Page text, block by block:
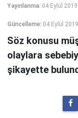
Yayınlanma: 04 Eylül
Güncelleme: 04 Eylül
Söz konusu
olaylara
şikayette